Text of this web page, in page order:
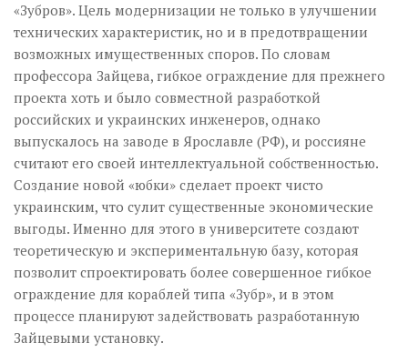
«Зубров». Цель модернизации не только в улучшении
технических характеристик, но и в предотвращении
возможных имущественных споров. По словам
профессора Зайцева, гибкое ограждение для прежнего
проекта хоть и было совместной разработкой
российских и украинских инженеров, однако
выпускалось на заводе в Ярославле (РФ), и россияне
считают его своей интеллектуальной собственностью.
Создание новой «юбки» сделает проект чисто
украинским, что сулит существенные экономические
выгоды. Именно для этого в университете создают
теоретическую и экспериментальную базу, которая
позволит спроектировать более совершенное гибкое
ограждение для кораблей типа «Зубр», и в этом
процессе планируют задействовать разработанную
Зайцевыми установку.